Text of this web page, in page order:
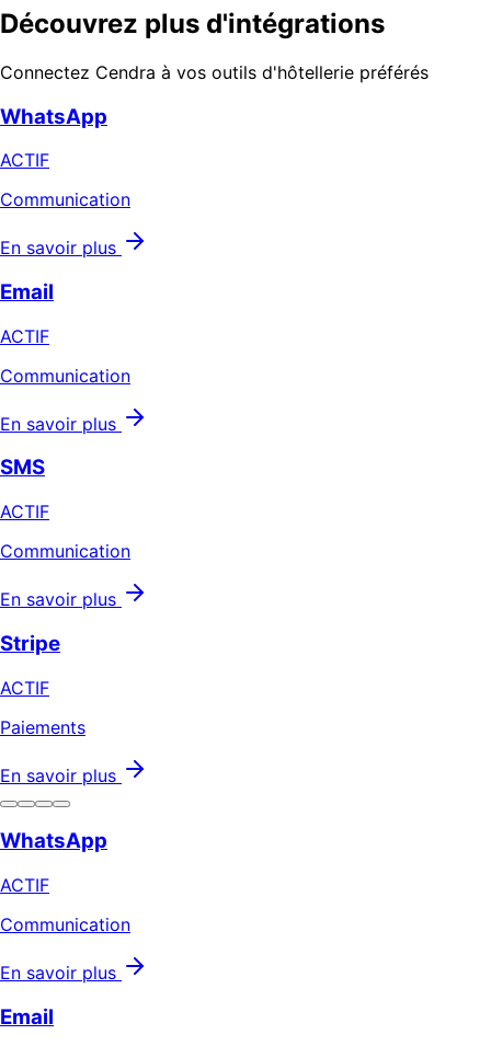
Découvrez plus d'intégrations
Connectez Cendra à vos outils d'hôtellerie préférés
WhatsApp
ACTIF
Communication
En savoir plus
Email
ACTIF
Communication
En savoir plus
SMS
ACTIF
Communication
En savoir plus
Stripe
ACTIF
Paiements
En savoir plus
WhatsApp
ACTIF
Communication
En savoir plus
Email